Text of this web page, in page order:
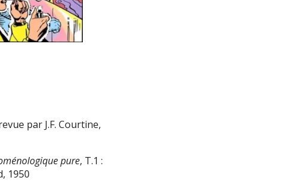
par J.F. Courtine,
pure, T.1 :
1950